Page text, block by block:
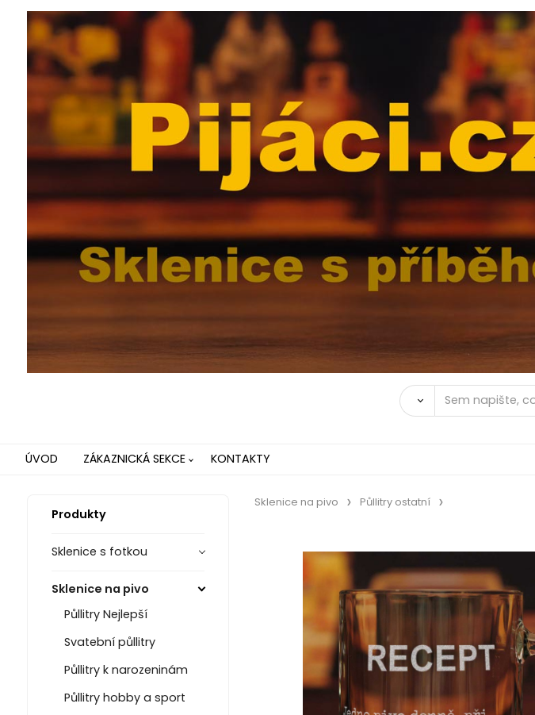
ÚVOD ZÁKAZNICKÁ SEKCE KONTAKTY
Produkty
Sklenice s fotkou
Sklenice na pivo
Půllitry Nejlepší
Svatební půllitry
Půllitry k narozeninám
Půllitry hobby a sport
Sklenice na pivo Půllitry ostatní